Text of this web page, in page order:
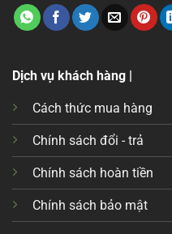
Dịch vụ khách hàng |
Cách thức mua hàng
Chính sách đổi - trả
Chính sách hoàn tiền
Chính sách bảo mật